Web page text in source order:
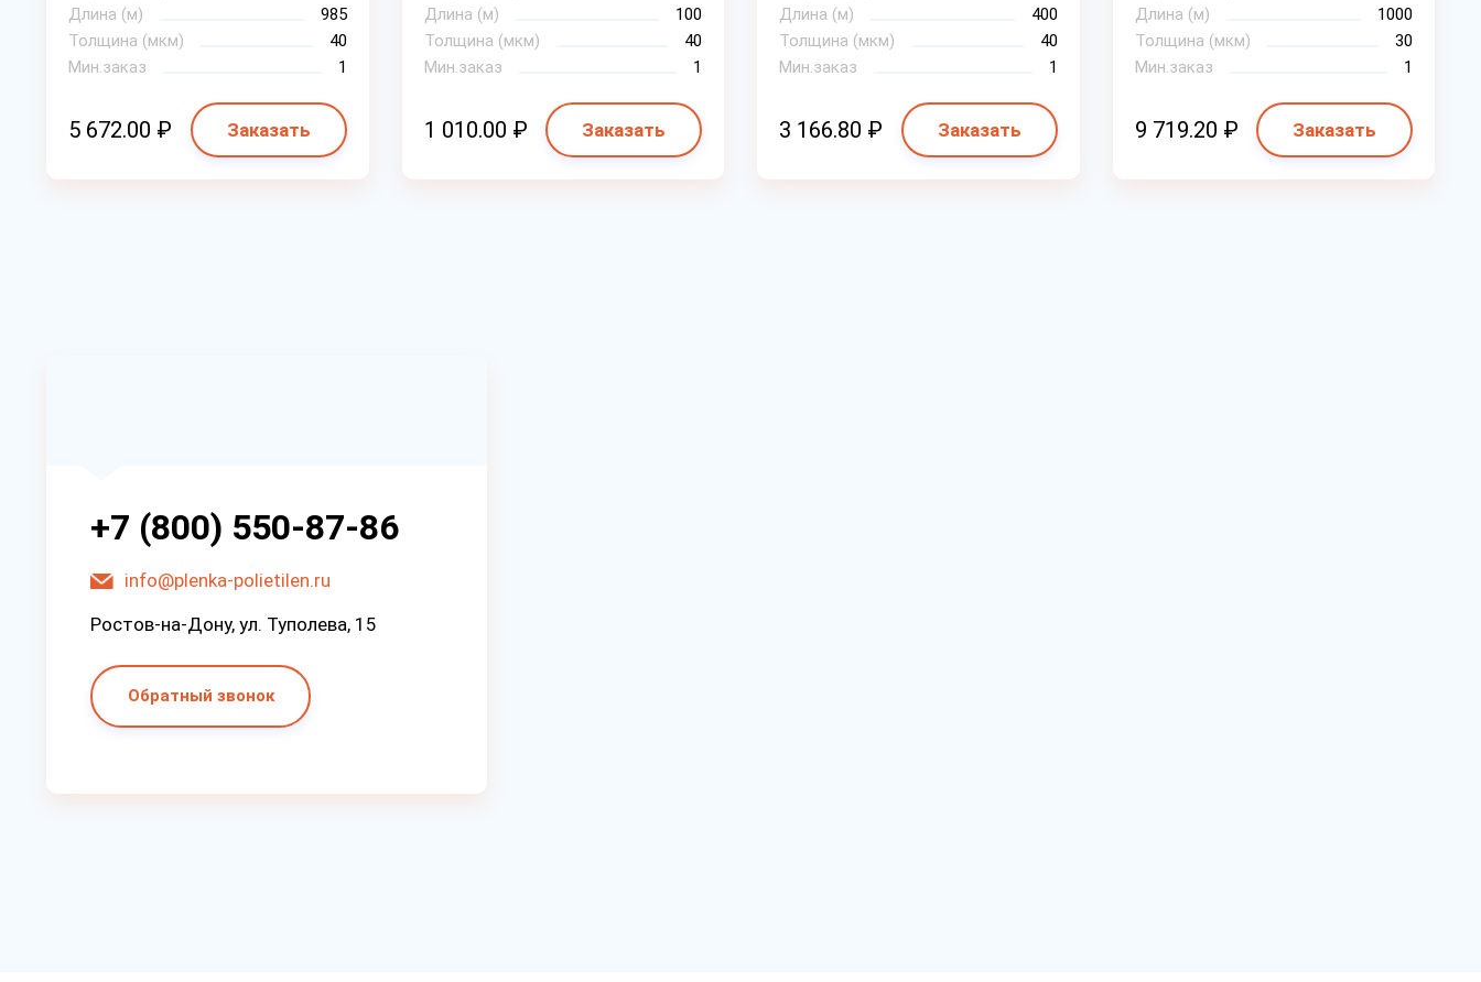
Длина (м)
985
Толщина (мкм)
40
Мин.заказ
1
5 672.00 ₽ Заказать
Длина (м)
100
Толщина (мкм)
40
Мин.заказ
1
1 010.00 ₽ Заказать
Длина (м)
400
Толщина (мкм)
40
Мин.заказ
1
3 166.80 ₽ Заказать
Длина (м)
1000
Толщина (мкм)
30
Мин.заказ
1
9 719.20 ₽ Заказать
+7 (800) 550-87-86
info@plenka-polietilen.ru
Ростов-на-Дону, ул. Туполева, 15
Обратный звонок